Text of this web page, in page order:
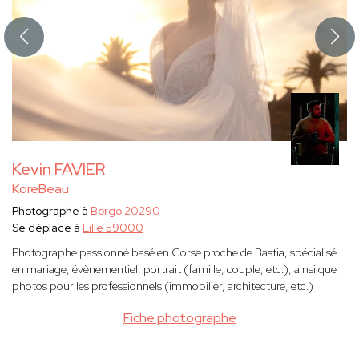
Kevin FAVIER
KoreBeau
Fiche photographe
Photographe à Borgo 20290
Se déplace à Lille 59000
Photographe passionné basé en Corse proche de Bastia, spécialisé
en mariage, évènementiel, portrait (famille, couple, etc.), ainsi que
photos pour les professionnels (immobilier, architecture, etc.)